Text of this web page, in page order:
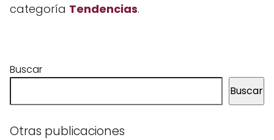
categoría Tendencias.
Buscar
Buscar
Otras publicaciones